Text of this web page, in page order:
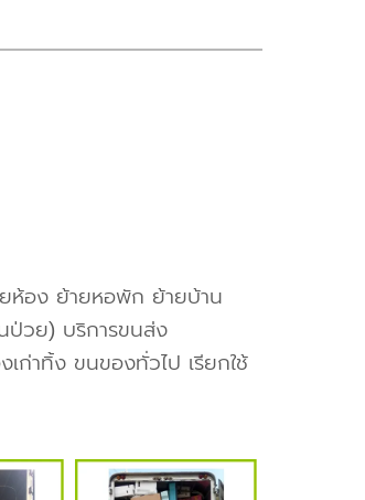
ห้อง ย้ายหอพัก ย้ายบ้าน
ป่วย) บริการขนส่ง
ก่าทิ้ง ขนของทั่วไป เรียกใช้